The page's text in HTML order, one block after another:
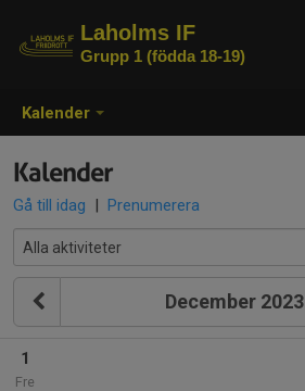
Kalender
Laholms IF
Grupp 1 (födda 18-19)
Kalender
Gå till idag | Prenumerera
December 2023
1
Fre